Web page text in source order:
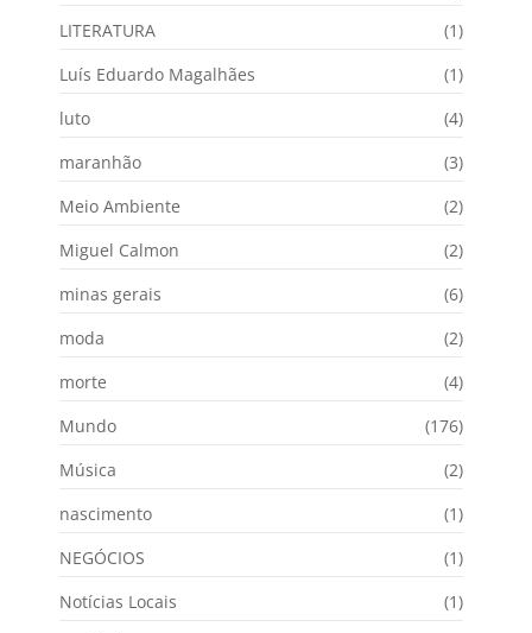
LITERATURA
(1)
Luís Eduardo Magalhães
(1)
luto
(4)
maranhão
(3)
Meio Ambiente
(2)
Miguel Calmon
(2)
minas gerais
(6)
moda
(2)
morte
(4)
Mundo
(176)
Música
(2)
nascimento
(1)
NEGÓCIOS
(1)
Notícias Locais
(1)